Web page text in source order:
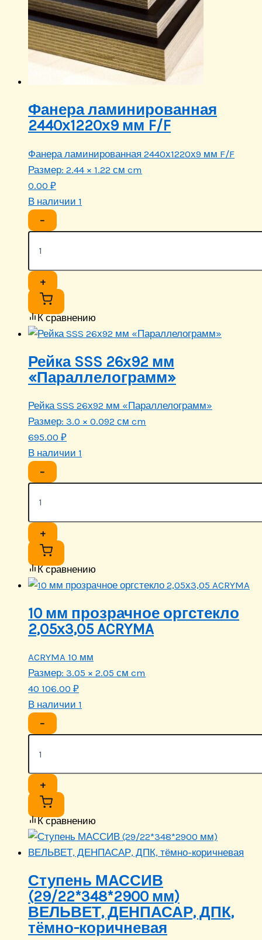
Фанера ламинированная
2440х1220х9 мм F/F
Фанера ламинированная 2440х1220х9 мм F/F
Размер: 2.44 × 1.22 см cm
0.00 ₽
В наличии 1
−
+
К сравнению
Рейка SSS 26х92 мм
«Параллелограмм»
Рейка SSS 26х92 мм «Параллелограмм»
Размер: 3.0 × 0.092 см cm
695.00 ₽
В наличии 1
−
+
К сравнению
10 мм прозрачное оргстекло
2,05х3,05 ACRYMA
ACRYMA 10 мм
Размер: 3.05 × 2.05 см cm
40 106.00 ₽
В наличии 1
−
+
К сравнению
Ступень МАССИВ
(29/22*348*2900 мм)
ВЕЛЬВЕТ, ДЕНПАСАР, ДПК,
тёмно-коричневая